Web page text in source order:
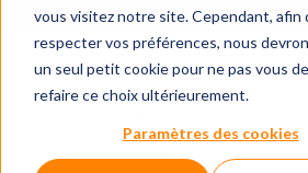
vous visitez notre site. Cependant, afin
respecter vos préférences, nous
un seul petit cookie pour ne pas vous
refaire ce choix ultérieurement.
Paramètres des cookies